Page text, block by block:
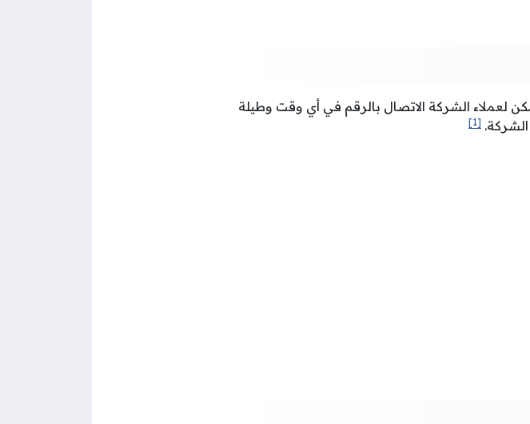
لعملاء الشركة الاتصال بالرقم في أي وقت وطيلة
[1]